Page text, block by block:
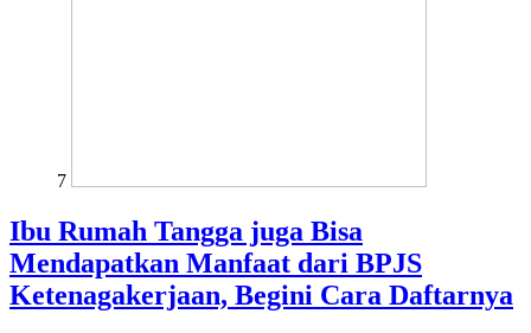
7
Ibu Rumah Tangga juga Bisa
Mendapatkan Manfaat dari BPJS
Ketenagakerjaan, Begini Cara Daftarnya